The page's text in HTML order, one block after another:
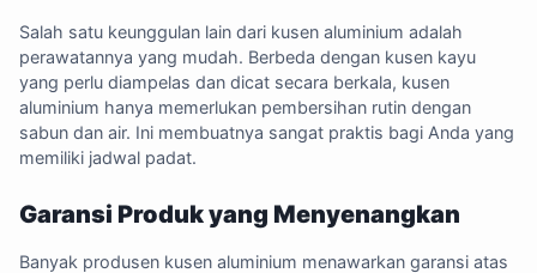
Salah satu keunggulan lain dari kusen aluminium adalah
perawatannya yang mudah. Berbeda dengan kusen kayu
yang perlu diampelas dan dicat secara berkala, kusen
aluminium hanya memerlukan pembersihan rutin dengan
sabun dan air. Ini membuatnya sangat praktis bagi Anda yang
memiliki jadwal padat.
Garansi Produk yang Menyenangkan
Banyak produsen kusen aluminium menawarkan garansi atas